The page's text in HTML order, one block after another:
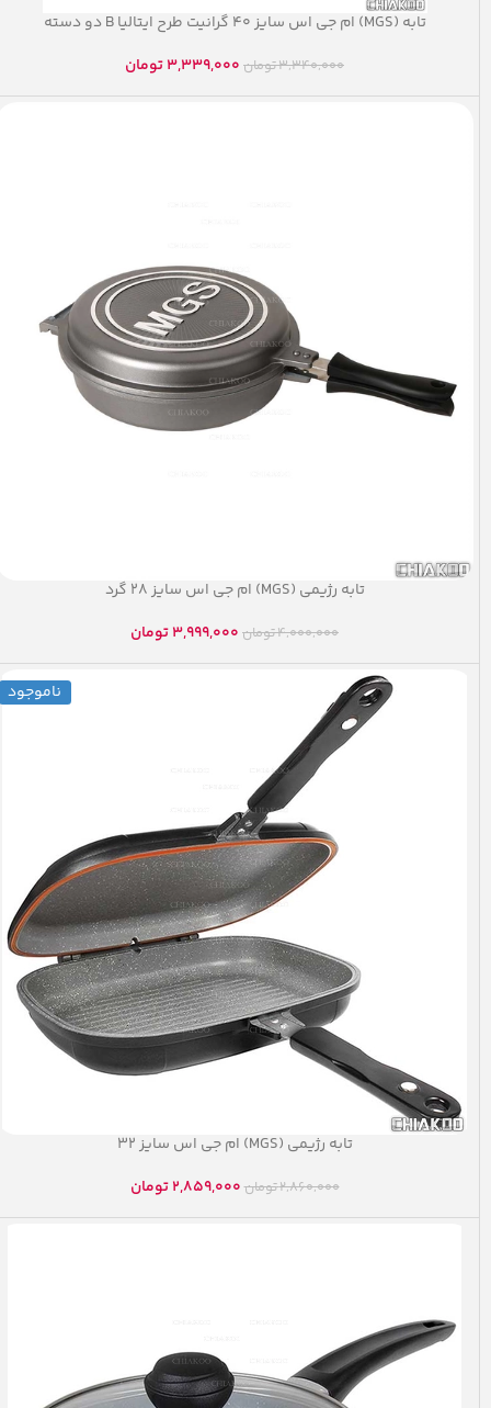
تابه (MGS) ام جی اس سایز ۴۰ گرانیت طرح ایتالیا B دو دسته
3,340,000تومان 3,339,000تومان
تابه رژیمی (MGS) ام جی اس سایز ۲۸ گرد
4,000,000تومان 3,999,000تومان
ناموجود
تابه رژیمی (MGS) ام جی اس سایز ۳۲
2,860,000تومان2,859,000 تومان